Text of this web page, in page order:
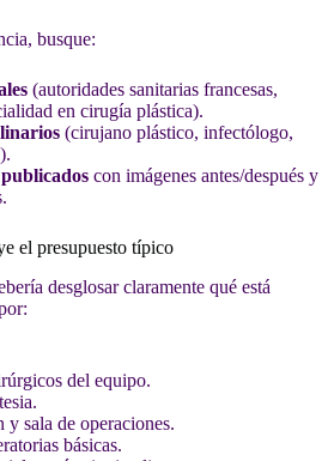
busque:
(autoridades sanitarias francesas,
en cirugía plástica).
(cirujano plástico, infectólogo,
con imágenes antes/después y
el presupuesto típico
desglosar claramente qué está
del equipo.
sala de operaciones.
básicas.